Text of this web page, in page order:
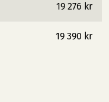
19 276 kr
19 390 kr